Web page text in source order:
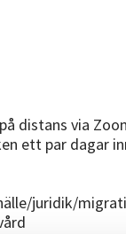
distans via
ett par dagar
juridik/